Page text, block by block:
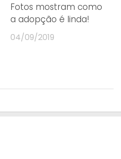
Fotos mostram como
a adopção é linda!
04/09/2019